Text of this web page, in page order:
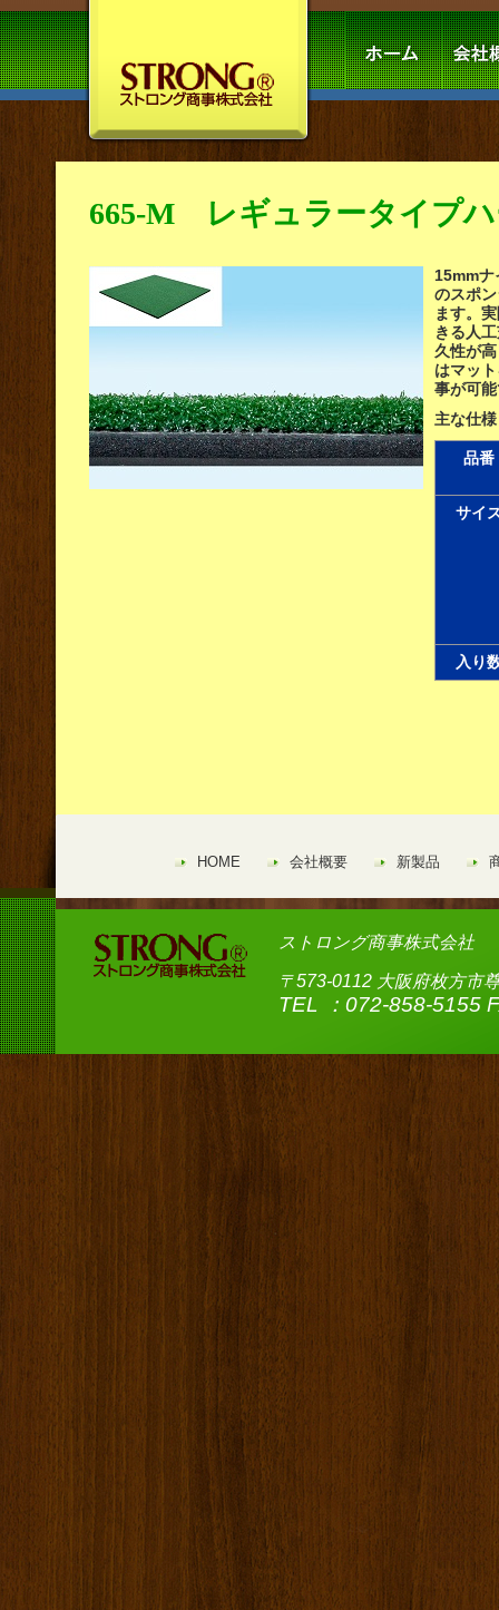
665-M レギュラータイプ
15mmナ
のスポ
ます。
きる人
久性が
はマッ
事が可
主な仕様
品番
サイ
入り
HOME 会社概要 新製品
ストロング商事株式会社
〒573-0112 大阪府枚方市
TEL ：072-858-5155